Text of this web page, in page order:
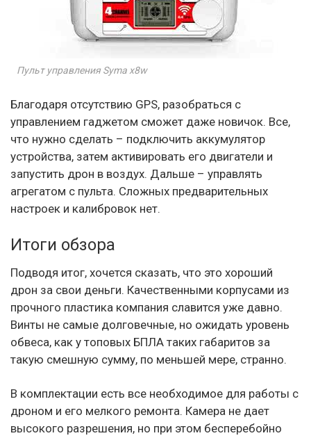
Пульт управления Syma x8w
Благодаря отсутствию GPS, разобраться с
управлением гаджетом сможет даже новичок. Все,
что нужно сделать – подключить аккумулятор
устройства, затем активировать его двигатели и
запустить дрон в воздух. Дальше – управлять
агрегатом с пульта. Сложных предварительных
настроек и калибровок нет.
Итоги обзора
Подводя итог, хочется сказать, что это хороший
дрон за свои деньги. Качественными корпусами из
прочного пластика компания славится уже давно.
Винты не самые долговечные, но ожидать уровень
обвеса, как у топовых БПЛА таких габаритов за
такую смешную сумму, по меньшей мере, странно.
В комплектации есть все необходимое для работы с
дроном и его мелкого ремонта. Камера не дает
высокого разрешения, но при этом бесперебойно